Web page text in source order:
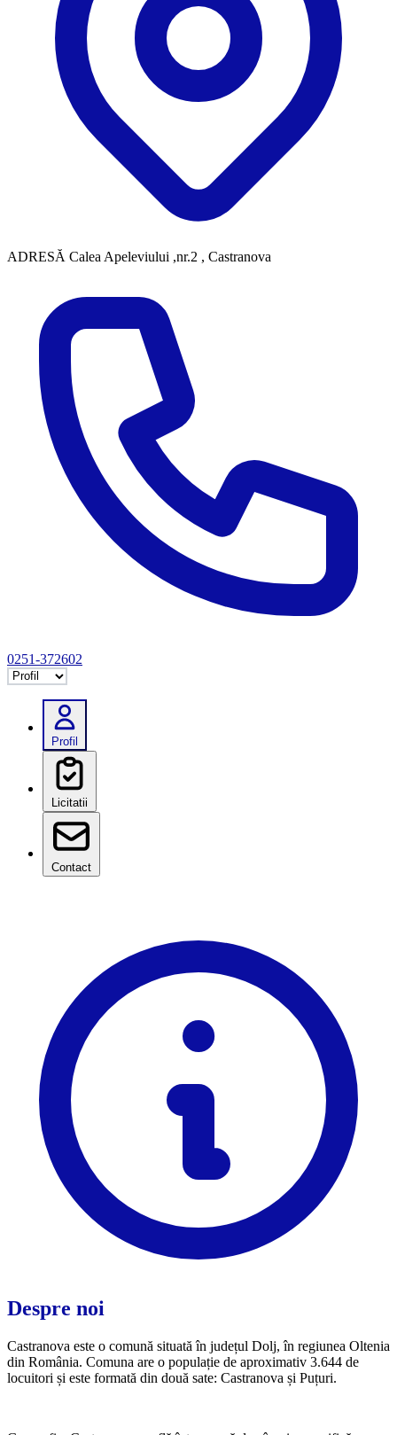
ADRESĂ Calea Apeleviului ,nr.2 , Castranova
0251-372602
Selectează tab
Profil
Licitatii
Contact
Despre noi
Castranova este o comună situată în județul Dolj, în regiunea Oltenia
din România. Comuna are o populație de aproximativ 3.644 de
locuitori și este formată din două sate: Castranova și Puțuri.